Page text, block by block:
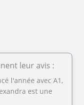
leur avis :
l'année avec A1,
est une